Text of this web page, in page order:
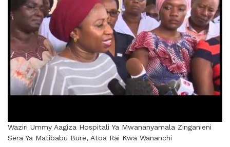
Waziri Ummy Aagiza Hospitali Ya Mwananyamala Zinganieni
Sera Ya Matibabu Bure, Atoa Rai Kwa Wananchi